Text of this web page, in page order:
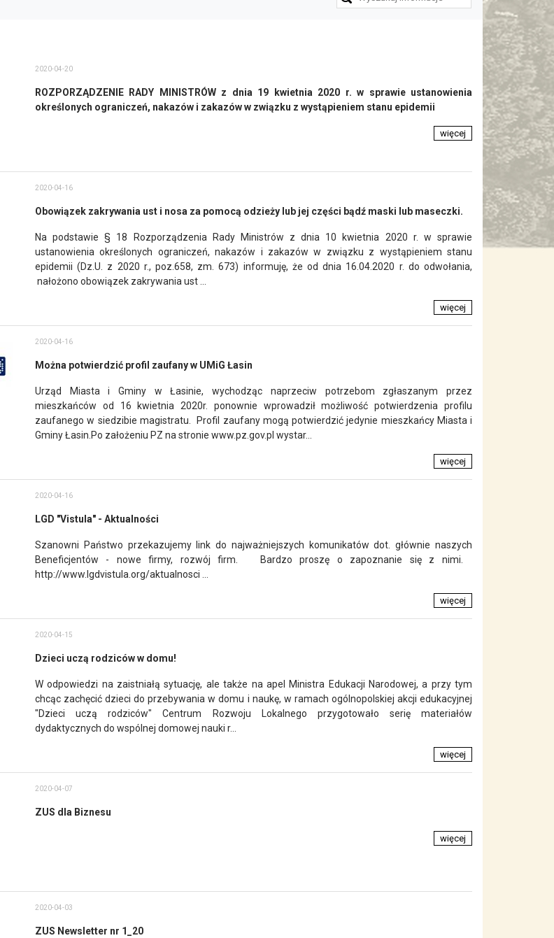
2020-04-20
ROZPORZĄDZENIE RADY MINISTRÓW z dnia 19 kwietnia 2020 r. w sprawie ustanowienia
określonych ograniczeń, nakazów i zakazów w związku z wystąpieniem stanu epidemii
więcej
2020-04-16
Obowiązek zakrywania ust i nosa za pomocą odzieży lub jej części bądź maski lub maseczki.
Na podstawie § 18 Rozporządzenia Rady Ministrów z dnia 10 kwietnia 2020 r. w sprawie
ustanowienia określonych ograniczeń, nakazów i zakazów w związku z wystąpieniem stanu
epidemii (Dz.U. z 2020 r., poz.658, zm. 673) informuję, że od dnia 16.04.2020 r. do odwołania,
nałożono obowiązek zakrywania ust ...
więcej
2020-04-16
Można potwierdzić profil zaufany w UMiG Łasin
Urząd Miasta i Gminy w Łasinie, wychodząc naprzeciw potrzebom zgłaszanym przez
mieszkańców od 16 kwietnia 2020r. ponownie wprowadził możliwość potwierdzenia profilu
zaufanego w siedzibie magistratu. Profil zaufany mogą potwierdzić jedynie mieszkańcy Miasta i
Gminy Łasin.Po założeniu PZ na stronie www.pz.gov.pl wystar...
więcej
2020-04-16
LGD "Vistula" - Aktualności
Szanowni Państwo przekazujemy link do najważniejszych komunikatów dot. głównie naszych
Beneficjentów - nowe firmy, rozwój firm. Bardzo proszę o zapoznanie się z nimi.
http://www.lgdvistula.org/aktualnosci ...
więcej
2020-04-15
Dzieci uczą rodziców w domu!
W odpowiedzi na zaistniałą sytuację, ale także na apel Ministra Edukacji Narodowej, a przy tym
chcąc zachęcić dzieci do przebywania w domu i naukę, w ramach ogólnopolskiej akcji edukacyjnej
"Dzieci uczą rodziców" Centrum Rozwoju Lokalnego przygotowało serię materiałów
dydaktycznych do wspólnej domowej nauki r...
więcej
2020-04-07
ZUS dla Biznesu
więcej
2020-04-03
ZUS Newsletter nr 1_20